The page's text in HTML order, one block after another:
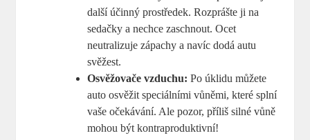
další účinný prostředek. Rozprášte ji na
sedačky a nechce zaschnout. Ocet
neutralizuje zápachy a navíc dodá autu
svěžest.
Osvěžovače vzduchu: Po úklidu můžete
auto osvěžit speciálními vůněmi, které splní
vaše očekávání. Ale pozor, příliš silné vůně
mohou být kontraproduktivní!